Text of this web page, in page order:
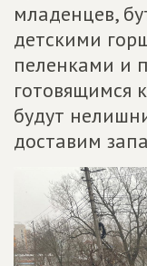
младенцев,
детскими
пеленками и
готовящимся
будут
доставим